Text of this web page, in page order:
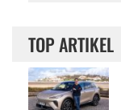
TOP ARTIKEL